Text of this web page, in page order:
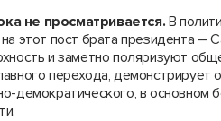
не просматривается.В
этот пост брата президента –
и заметно поляризуют
перехода,
демократического, в основном